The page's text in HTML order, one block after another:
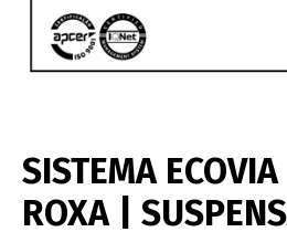
SISTEMA
ROXA |